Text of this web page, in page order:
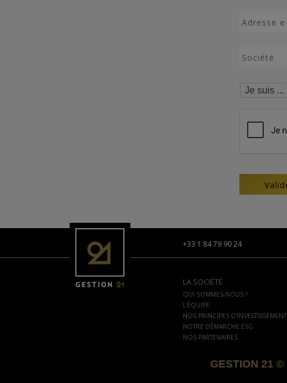
+33 1 84 79 90 24
LA SOCIÉTÉ
QUI SOMMES-NOUS ?
L'ÉQUIPE
NOS PRINCIPES D'INVESTISSEMENT
NOTRE DÉMARCHE ESG
NOS PARTENAIRES
GESTION 21 ©